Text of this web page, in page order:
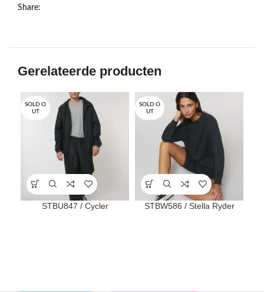
Share:
Gerelateerde producten
SOLD O
UT
STBU847 / Cycler
SOLD O
UT
STBW586 / Stella Ryder